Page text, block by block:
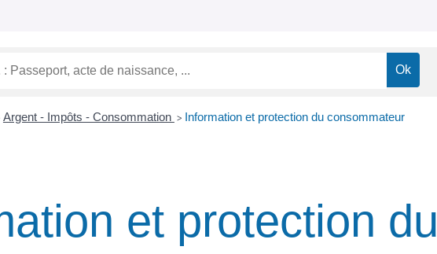
Argent - Impôts - Consommation > Information et protection du consommateur
et protection du